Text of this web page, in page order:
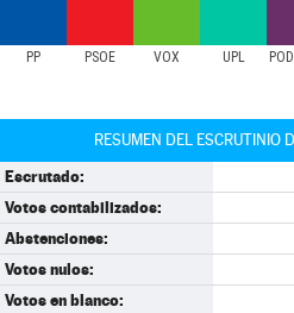
PP PSOE VOX UPL
RESUMEN DEL ESCRUTINIO
Escrutado:
Votos contabilizados:
Abstenciones:
Votos nulos:
Votos en blanco: